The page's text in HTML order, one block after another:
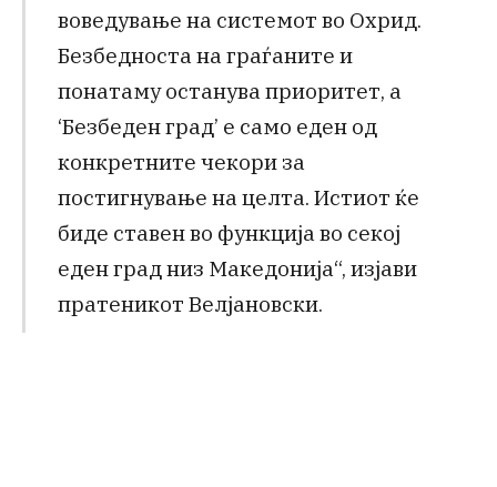
воведување на системот во Охрид.
Безбедноста на граѓаните и
понатаму останува приоритет, а
‘Безбеден град’ е само еден од
конкретните чекори за
постигнување на целта. Истиот ќе
биде ставен во функција во секој
еден град низ Македонија“, изјави
пратеникот Велјановски.